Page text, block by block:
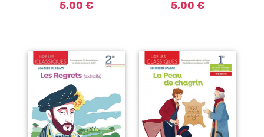
5,00 € 5,00 €